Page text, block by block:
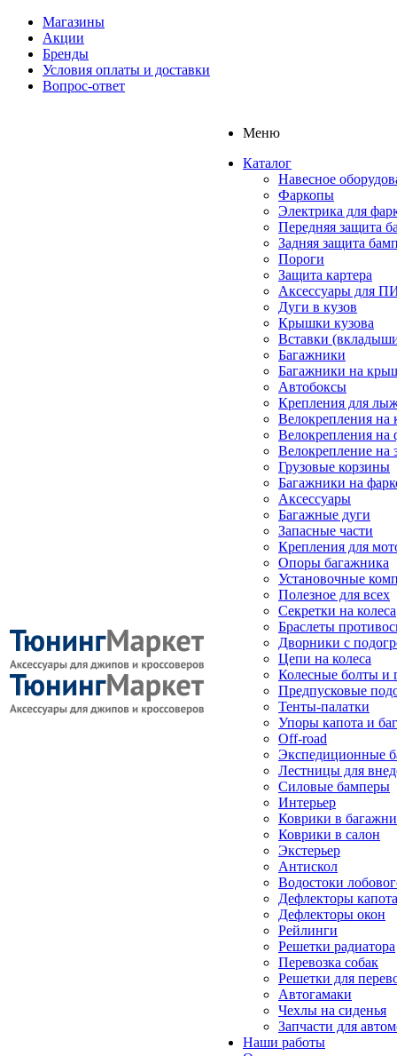
Магазины
Акции
Бренды
Условия оплаты и доставки
Вопрос-ответ
Меню
Каталог
Навесное
Фаркопы
Электрика для
Передняя защита
Задняя защита
Пороги
Защита картера
Аксессуары для
Дуги в кузов
Крышки кузова
Вставки
Багажники
Багажники на
Автобоксы
Крепления для
Велокрепления
Велокрепления на
Велокрепление на
Грузовые корзины
Багажники на
Аксессуары
Багажные дуги
Запасные части
Крепления для
Опоры багажника
Установочные
Полезное для всех
Секретки на колеса
Браслеты
Дворники с
Цепи на колеса
Колесные болты и
Предпусковые
Тенты-палатки
Упоры капота и
Off-road
Экспедиционные
Лестницы для
Силовые бамперы
Интерьер
Коврики в
Коврики в салон
Экстерьер
Антискол
Водостоки
Дефлекторы капота
Дефлекторы окон
Рейлинги
Решетки радиатора
Перевозка собак
Решетки для
Автогамаки
Чехлы на сиденья
Запчасти для
Наши работы